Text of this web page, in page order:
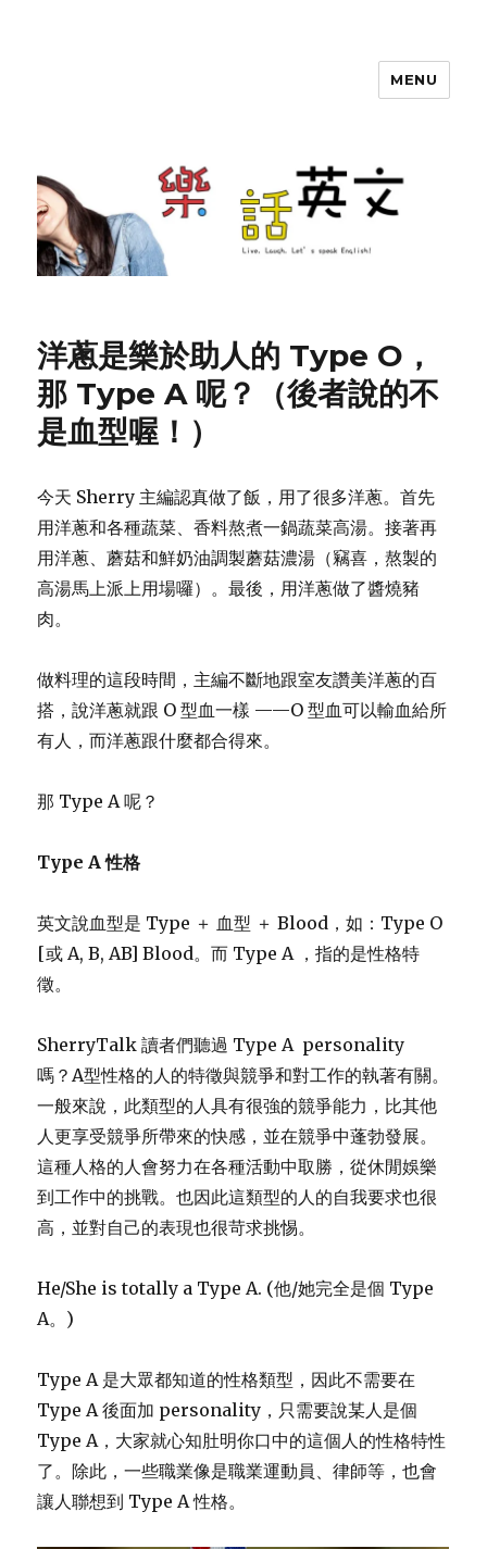
MENU
洋蔥是樂於助人的 Type O，
那 Type A 呢？（後者說的不
是血型喔！）
今天 Sherry 主編認真做了飯，用了很多洋蔥。首先
用洋蔥和各種蔬菜、香料熬煮一鍋蔬菜高湯。接著再
用洋蔥、蘑菇和鮮奶油調製蘑菇濃湯（竊喜，熬製的
高湯馬上派上用場囉）。最後，用洋蔥做了醬燒豬
肉。
做料理的這段時間，主編不斷地跟室友讚美洋蔥的百
搭，說洋蔥就跟 O 型血一樣 ——O 型血可以輸血給所
有人，而洋蔥跟什麼都合得來。
那 Type A 呢？
Type A 性格
英文說血型是 Type ＋ 血型 ＋ Blood，如：Type O
[或 A, B, AB] Blood。而 Type A ，指的是性格特
徵。
SherryTalk 讀者們聽過 Type A personality
嗎？A型性格的人的特徵與競爭和對工作的執著有關。
一般來說，此類型的人具有很強的競爭能力，比其他
人更享受競爭所帶來的快感，並在競爭中蓬勃發展。
這種人格的人會努力在各種活動中取勝，從休閒娛樂
到工作中的挑戰。也因此這類型的人的自我要求也很
高，並對自己的表現也很苛求挑惕。
He/She is totally a Type A. (他/她完全是個 Type
A。)
Type A 是大眾都知道的性格類型，因此不需要在
Type A 後面加 personality，只需要說某人是個
Type A，大家就心知肚明你口中的這個人的性格特性
了。除此，一些職業像是職業運動員、律師等，也會
讓人聯想到 Type A 性格。